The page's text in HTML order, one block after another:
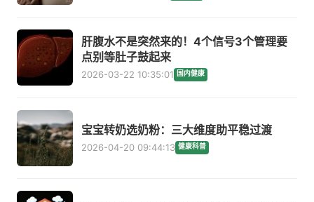
肝腹水不是突然来的！4个信号3个管理要
点别等肚子鼓起来
2026-03-22 10:35:01 国内健康
宝宝转奶选奶粉：三大维度助平稳过渡
2026-04-20 09:44:13 健康科普